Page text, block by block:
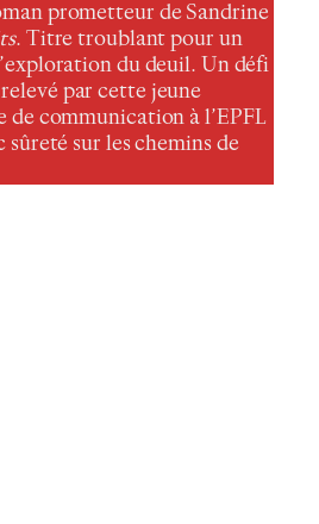
prometteur de Sandrine
. Titre troublant pour un
du deuil. Un défi
par cette jeune
de communication à l’EPFL
sûreté sur les chemins de